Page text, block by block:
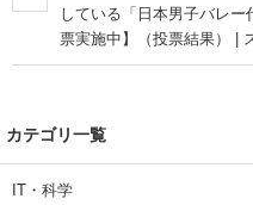
している「日本男子バレ
票実施中】（投票結果） |
カテゴリ一覧
IT・科学